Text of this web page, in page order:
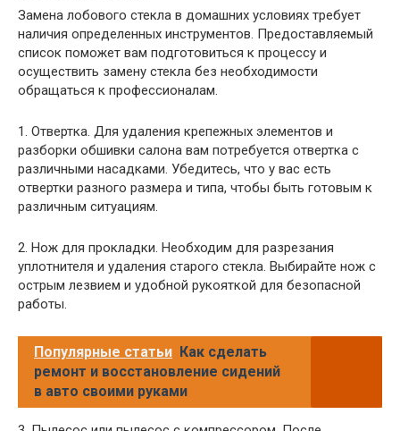
Замена лобового стекла в домашних условиях требует
наличия определенных инструментов. Предоставляемый
список поможет вам подготовиться к процессу и
осуществить замену стекла без необходимости
обращаться к профессионалам.
1. Отвертка. Для удаления крепежных элементов и
разборки обшивки салона вам потребуется отвертка с
различными насадками. Убедитесь, что у вас есть
отвертки разного размера и типа, чтобы быть готовым к
различным ситуациям.
2. Нож для прокладки. Необходим для разрезания
уплотнителя и удаления старого стекла. Выбирайте нож с
острым лезвием и удобной рукояткой для безопасной
работы.
Популярные статьи Как сделать
ремонт и восстановление сидений
в авто своими руками